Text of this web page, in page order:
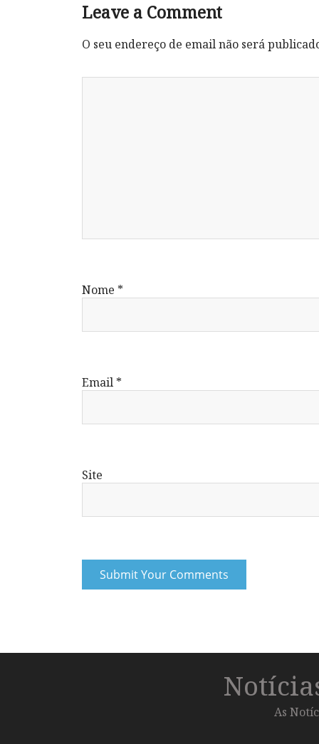
Leave a Comment
O seu endereço de email não será
Nome *
Email *
Site
As